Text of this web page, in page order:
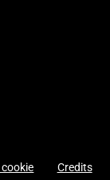
Credits